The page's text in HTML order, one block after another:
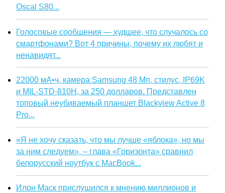
Oscal S80...
Голосовые сообщения — худшее, что случалось со
смартфонами? Вот 4 причины, почему их любят и
ненавидят...
22000 мА•ч, камера Samsung 48 Мп, стилус, IP69K
и MIL-STD-810H, за 250 долларов. Представлен
топовый неубиваемый планшет Blackview Active 8
Pro...
«Я не хочу сказать, что мы лучше «яблока», но мы
за ним следуем», – глава «Горизонта» сравнил
белорусский ноутбук с MacBook...
Илон Маск прислушился к мнению миллионов и